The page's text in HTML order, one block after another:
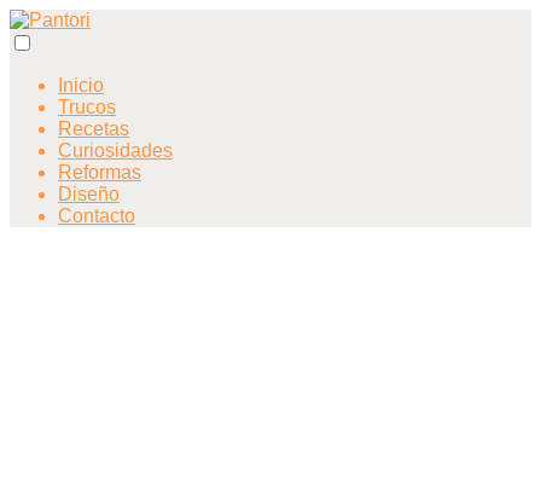
Inicio
Trucos
Recetas
Curiosidades
Reformas
Diseño
Contacto